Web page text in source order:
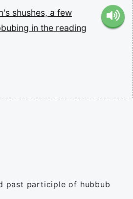
shushes, a few
in the reading
past participle of hubbub